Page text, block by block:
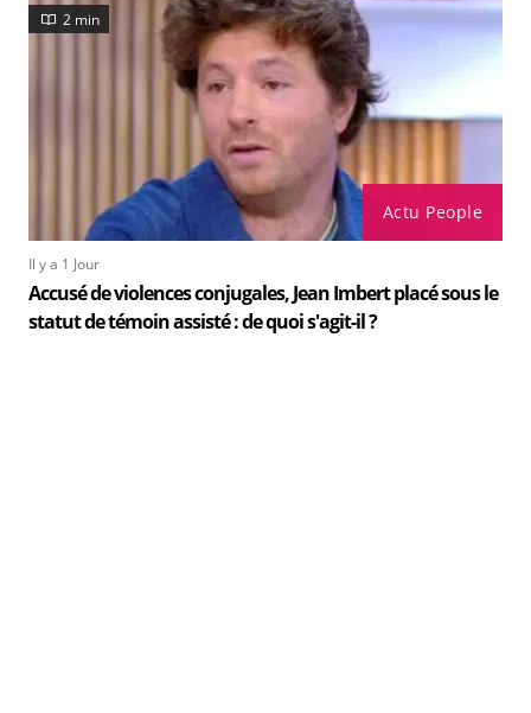
Actu People
2 min
Il y a 1 Jour
Accusé de violences conjugales, Jean Imbert placé sous le
statut de témoin assisté : de quoi s'agit-il ?